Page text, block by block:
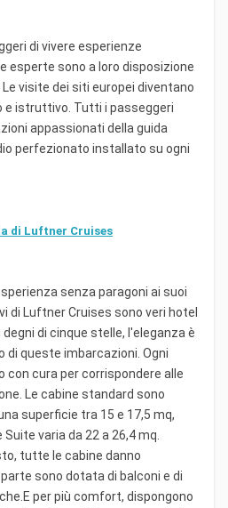
di vivere esperienze
esperte sono a loro disposizione
visite dei siti europei diventano
e istruttivo. Tutti i passeggeri
appassionati della guida
perfezionato installato su ogni
di Luftner Cruises
senza paragoni ai suoi
di Luftner Cruises sono veri hotel
di cinque stelle, l'eleganza è
di queste imbarcazioni. Ogni
cura per corrispondere alle
Le cabine standard sono
superficie tra 15 e 17,5 mq,
varia da 22 a 26,4 mq.
tutte le cabine danno
sono dotata di balconi e di
per più comfort, dispongono